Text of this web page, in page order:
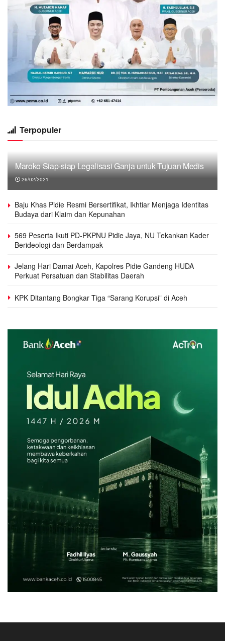
Terpopuler
Maroko Siap-siap Legalisasi Ganja untuk Tujuan Medis
26/02/2021
Baju Khas Pidie Resmi Bersertifikat, Ikhtiar Menjaga Identitas
Budaya dari Klaim dan Kepunahan
569 Peserta Ikuti PD-PKPNU Pidie Jaya, NU Tekankan Kader
Berideologi dan Berdampak
Jelang Hari Damai Aceh, Kapolres Pidie Gandeng HUDA
Perkuat Persatuan dan Stabilitas Daerah
KPK Ditantang Bongkar Tiga “Sarang Korupsi” di Aceh